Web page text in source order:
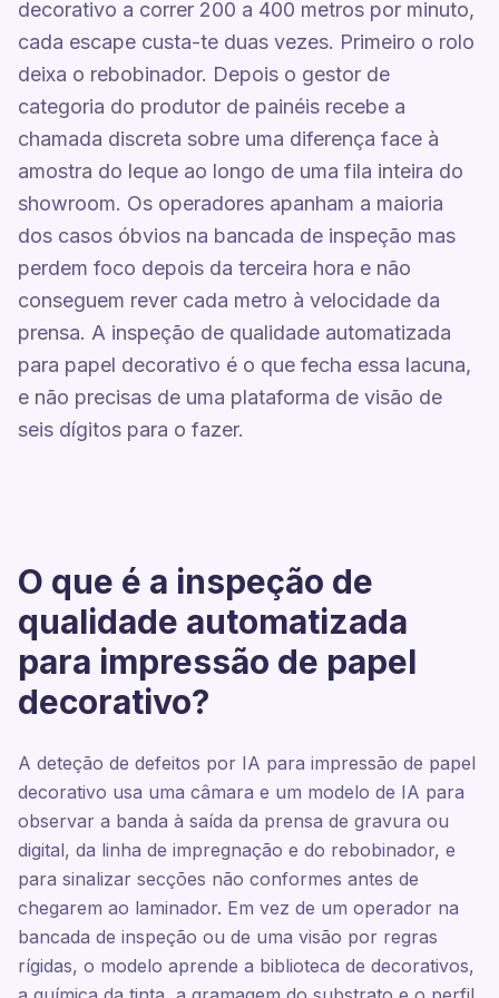
decorativo a correr 200 a 400 metros por minuto,
cada escape custa-te duas vezes. Primeiro o rolo
deixa o rebobinador. Depois o gestor de
categoria do produtor de painéis recebe a
chamada discreta sobre uma diferença face à
amostra do leque ao longo de uma fila inteira do
showroom. Os operadores apanham a maioria
dos casos óbvios na bancada de inspeção mas
perdem foco depois da terceira hora e não
conseguem rever cada metro à velocidade da
prensa. A inspeção de qualidade automatizada
para papel decorativo é o que fecha essa lacuna,
e não precisas de uma plataforma de visão de
seis dígitos para o fazer.
O que é a inspeção de
qualidade automatizada
para impressão de papel
decorativo?
A deteção de defeitos por IA para impressão de papel
decorativo usa uma câmara e um modelo de IA para
observar a banda à saída da prensa de gravura ou
digital, da linha de impregnação e do rebobinador, e
para sinalizar secções não conformes antes de
chegarem ao laminador. Em vez de um operador na
bancada de inspeção ou de uma visão por regras
rígidas, o modelo aprende a biblioteca de decorativos,